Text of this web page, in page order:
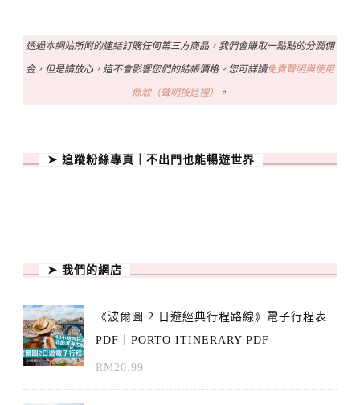
透過本網站所附的連結訂購任何第三方商品，我們會賺取一點點的分潤佣
金，但是請放心，這不會影響您們的結帳價格。您可詳讀免責聲明與使用
條款（聲明按這裡） 。
➤ 追蹤粉絲專頁｜不出門也能暢遊世界
➤ 我們的網店
《波爾圖 2 日遊經典行程路線》電子行程表
PDF｜PORTO ITINERARY PDF
RM20.99